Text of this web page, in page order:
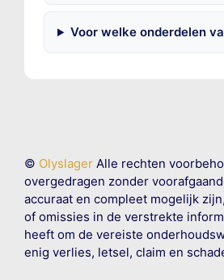
Voor welke onderdelen
© OlyslagerAlle rechten
overgedragen zonder
accuraat en compleet mogelijk
of omissies in de verstrekte
heeft om de vereiste
enig verlies, letsel, claim en